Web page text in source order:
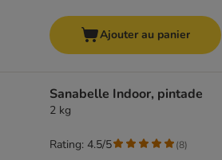
Ajouter au panier
Sanabelle Indoor, pintade
2 kg
Rating: 4.5/5 (8)